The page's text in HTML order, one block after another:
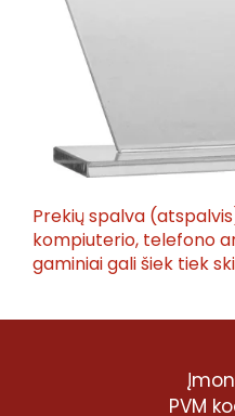
Prekių spalva
kompiuterio, telefono
gaminiai gali šiek tiek
PVM